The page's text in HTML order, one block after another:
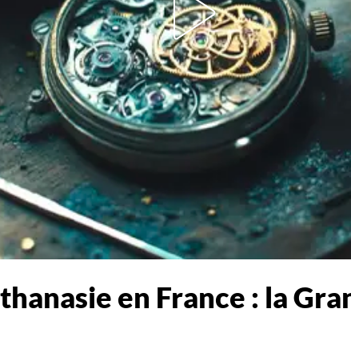
en France : la